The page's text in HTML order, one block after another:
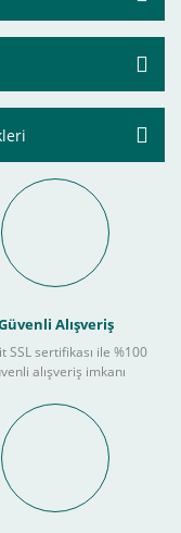
Alışveriş
SSL sertifikası ile %100
alışveriş imkanı